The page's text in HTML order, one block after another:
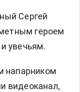
Сергей
героем
увечьям.
напарником
видеоканал,